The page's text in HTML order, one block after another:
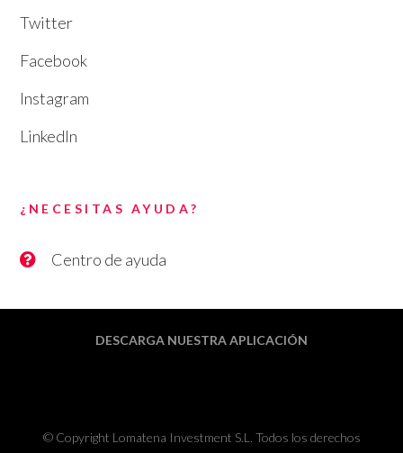
Twitter
Facebook
Instagram
LinkedIn
¿NECESITAS AYUDA?
Centro de ayuda
DESCARGA NUESTRA APLICACIÓN
© Copyright Lomatena Investment S.L. Todos los derechos